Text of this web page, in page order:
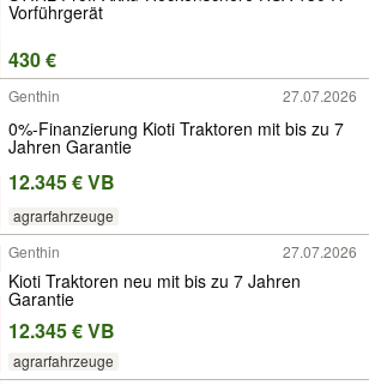
Vorführgerät
430 €
Genthin 27.07.2026
0%-Finanzierung Kioti Traktoren mit bis zu 7
Jahren Garantie
12.345 € VB
agrarfahrzeuge
Genthin
27.07.2026
Kioti Traktoren neu mit bis zu 7 Jahren
Garantie
12.345 € VB
agrarfahrzeuge